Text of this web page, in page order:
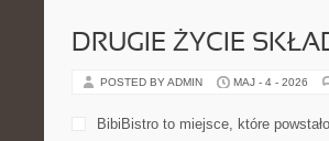
DRUGIE ŻYCIE
POSTED BY ADMIN MAJ - 4 - 2026
BibiBistro to miejsce, które